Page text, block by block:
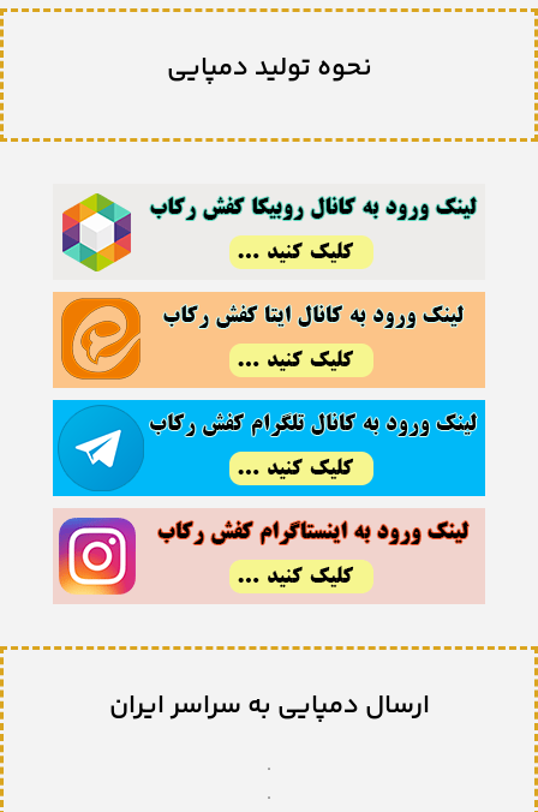
نحوه تولید دمپایی
ارسال دمپایی به سراسر ایران
.
.